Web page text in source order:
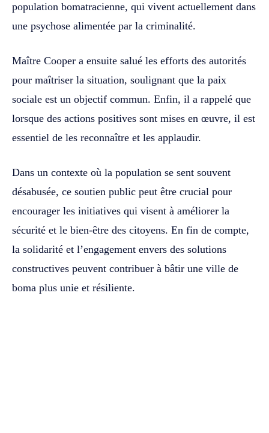
population bomatracienne, qui vivent actuellement dans
une psychose alimentée par la criminalité. ‎‎
Maître Cooper a ensuite salué les efforts des autorités
pour maîtriser la situation, soulignant que la paix
sociale est un objectif commun. Enfin, il a rappelé que
lorsque des actions positives sont mises en œuvre, il est
essentiel de les reconnaître et les applaudir.
‎‎Dans un contexte où la population se sent souvent
désabusée, ce soutien public peut être crucial pour
encourager les initiatives qui visent à améliorer la
sécurité et le bien-être des citoyens. En fin de compte,
la solidarité et l’engagement envers des solutions
constructives peuvent contribuer à bâtir une ville de
boma plus unie et résiliente.‎